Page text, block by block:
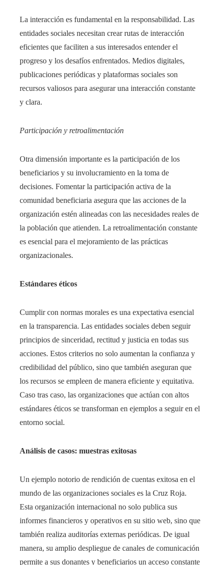
La interacción es fundamental en la responsabilidad. Las
entidades sociales necesitan crear rutas de interacción
eficientes que faciliten a sus interesados entender el
progreso y los desafíos enfrentados. Medios digitales,
publicaciones periódicas y plataformas sociales son
recursos valiosos para asegurar una interacción constante
y clara.
Participación y retroalimentación
Otra dimensión importante es la participación de los
beneficiarios y su involucramiento en la toma de
decisiones. Fomentar la participación activa de la
comunidad beneficiaria asegura que las acciones de la
organización estén alineadas con las necesidades reales de
la población que atienden. La retroalimentación constante
es esencial para el mejoramiento de las prácticas
organizacionales.
Estándares éticos
Cumplir con normas morales es una expectativa esencial
en la transparencia. Las entidades sociales deben seguir
principios de sinceridad, rectitud y justicia en todas sus
acciones. Estos criterios no solo aumentan la confianza y
credibilidad del público, sino que también aseguran que
los recursos se empleen de manera eficiente y equitativa.
Caso tras caso, las organizaciones que actúan con altos
estándares éticos se transforman en ejemplos a seguir en el
entorno social.
Análisis de casos: muestras exitosas
Un ejemplo notorio de rendición de cuentas exitosa en el
mundo de las organizaciones sociales es la Cruz Roja.
Esta organización internacional no solo publica sus
informes financieros y operativos en su sitio web, sino que
también realiza auditorías externas periódicas. De igual
manera, su amplio despliegue de canales de comunicación
permite a sus donantes y beneficiarios un acceso constante